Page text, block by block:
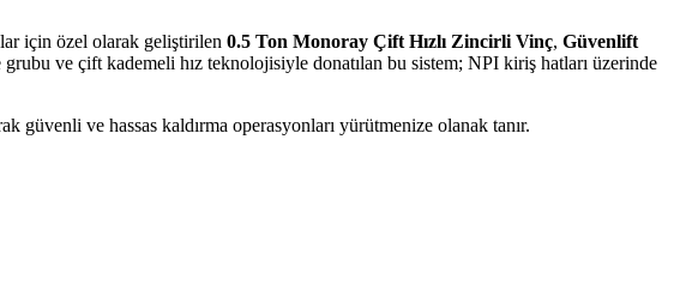
için özel olarak geliştirilen 0.5 Ton Monoray Çift Hızlı Zincirli Vinç, Güvenlift
ve çift kademeli hız teknolojisiyle donatılan bu sistem; NPI kiriş hatları üzerinde
güvenli ve hassas kaldırma operasyonları yürütmenize olanak tanır.